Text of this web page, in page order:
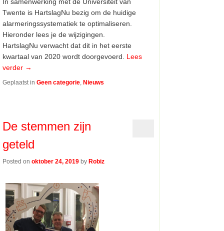
Twente is HartslagNu bezig om de huidige
alarmeringssystematiek te optimaliseren.
Hieronder lees je de wijzigingen.
HartslagNu verwacht dat dit in het eerste
kwartaal van 2020 wordt doorgevoerd. Lees
verder →
Geplaatst in Geen categorie, Nieuws
De stemmen zijn
geteld
Posted onoktober 24, 2019 byRobiz